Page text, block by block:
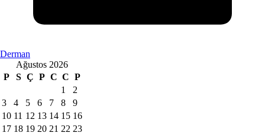
Derman
Ağustos 2026
P
S Ç P C C P
1
2
3
4 5 6 7 8
9
10 11 12 13 14 15 16
17 18 19 20 21 22 23